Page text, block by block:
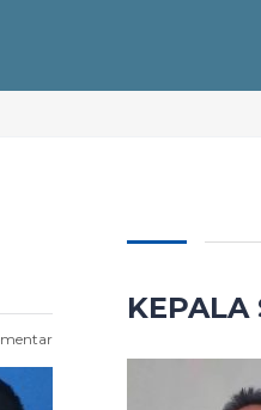
KEPALA